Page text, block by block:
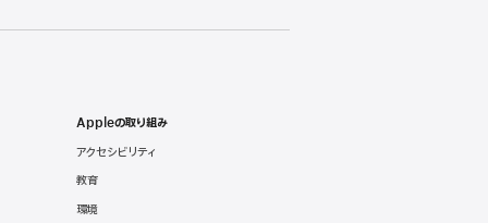
Appleの取り組み
アクセシビリティ
教育
環境